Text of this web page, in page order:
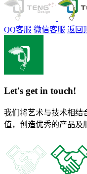
QQ客服 微信客服 返回
Let's get in touch!
我们将艺术与技术相结
值，创造优秀的产品及